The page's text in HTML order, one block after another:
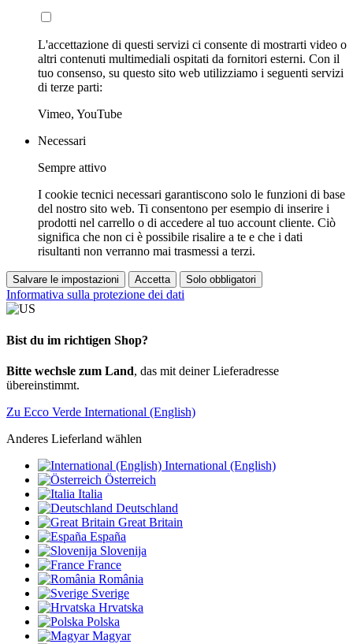
L'accettazione di questi servizi ci consente di mostrarti video o
altri contenuti multimediali ospitati da fornitori esterni. Con il
tuo consenso, su questo sito web utilizziamo i seguenti servizi
di terze parti:
Vimeo, YouTube
Necessari
Sempre attivo
I cookie tecnici necessari garantiscono solo le funzioni di base
del nostro sito web. Ti consentono per esempio di inserire i
prodotti nel carrello o di accedere al tuo account cliente. Ciò
significa che non ci è possibile risalire a te e che i dati
risultanti non verranno mai trasmessi a terzi.
Salvare le impostazioni Accetta Solo obbligatori
Informativa sulla protezione dei dati
Bist du im richtigen Shop?
Bitte wechsle zum Land, das mit deiner Lieferadresse
übereinstimmt.
Zu Ecco Verde International (English)
Anderes Lieferland wählen
International (English)
Österreich
Italia
Deutschland
Great Britain
España
Slovenija
France
România
Sverige
Hrvatska
Polska
Magyar